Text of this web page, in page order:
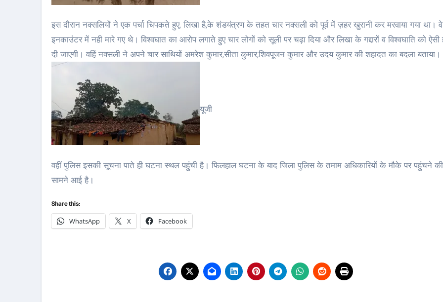
इस दौरान नक्सलियों ने एक पर्चा चिपकते हुए, लिखा है,के शंडयंत्रण के तहत चार नक्सली को पूर्व में ज़हर खुरानी कर मरवाया गया था। वे
इनकाउंटर में नही मारे गए थे। विश्वघात का आरोप लगाते हुए चार लोगों को सूली पर चढ़ा दिया और लिखा के गद्दारों व विश्वघाति को ऐसी
दी जाएगी। वहिं नक्सली ने अपने चार साथियों अमरेश कुमार,सीता कुमार,शिवपूजन कुमार और उदय कुमार की शहादत का बदला बताया।
यूजी
वहीं पुलिस इसकी सूचना पाते ही घटना स्थल पहुंची है। फिलहाल घटना के बाद जिला पुलिस के तमाम अधिकारियों के मौके पर पहुंचने
सामने आई है।
Share this:
WhatsApp X Facebook